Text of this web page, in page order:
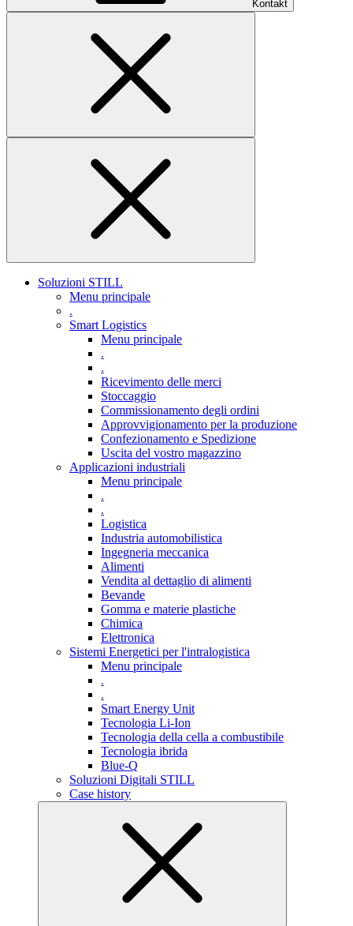
Kontakt
Soluzioni STILL
Menu principale
.
Smart Logistics
Menu principale
.
.
Ricevimento delle merci
Stoccaggio
Commissionamento degli ordini
Approvvigionamento per la produzione
Confezionamento e Spedizione
Uscita del vostro magazzino
Applicazioni industriali
Menu principale
.
.
Logistica
Industria automobilistica
Ingegneria meccanica
Alimenti
Vendita al dettaglio di alimenti
Bevande
Gomma e materie plastiche
Chimica
Elettronica
Sistemi Energetici per l'intralogistica
Menu principale
.
.
Smart Energy Unit
Tecnologia Li-Ion
Tecnologia della cella a combustibile
Tecnologia ibrida
Blue-Q
Soluzioni Digitali STILL
Case history